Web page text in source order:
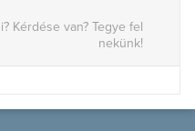
Kérdése van? Tegye fel
nekünk!